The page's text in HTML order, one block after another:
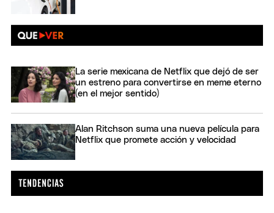
La serie mexicana de Netflix que dejó de ser
un estreno para convertirse en meme eterno
(en el mejor sentido)
Alan Ritchson suma una nueva película para
Netflix que promete acción y velocidad